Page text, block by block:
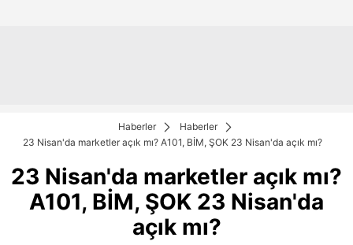
Haberler
Haberler
23 Nisan'da marketler açık mı? A101, BİM, ŞOK 23 Nisan'da açık mı?
23 Nisan'da marketler açık mı?
A101, BİM, ŞOK 23 Nisan'da
açık mı?